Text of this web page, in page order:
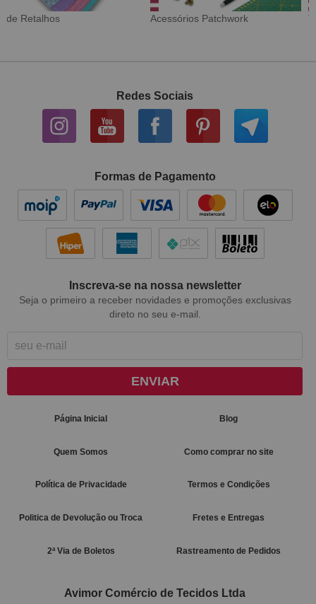
Tecido Digital Sarja Impermeável
Redes Sociais
Formas de Pagamento
Inscreva-se na nossa newsletter
Seja o primeiro a receber novidades e promoções exclusivas
direto no seu e-mail.
ENVIAR
Página Inicial Blog
Quem Somos Como comprar no site
Política de Privacidade Termos e Condições
Politica de Devolução ou Troca Fretes e Entregas
2ª Via de Boletos Rastreamento de Pedidos
Avimor Comércio de Tecidos Ltda